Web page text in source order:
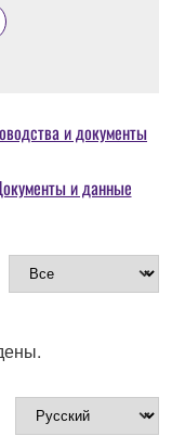
и документы
и данные